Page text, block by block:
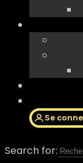
Se
Search for: